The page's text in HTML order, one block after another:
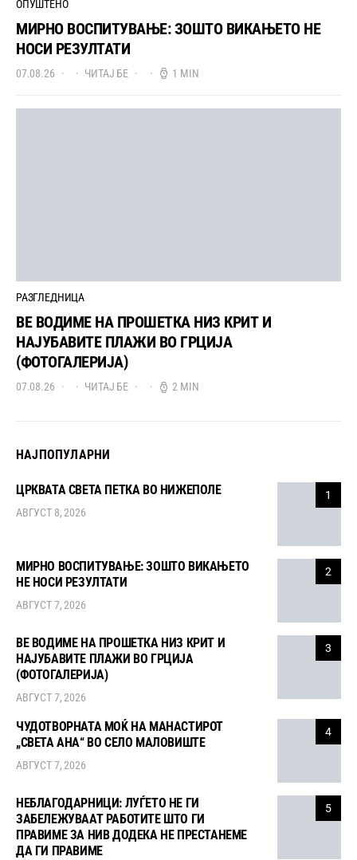
ОПУШТЕНО
МИРНО ВОСПИТУВАЊЕ: ЗОШТО ВИКАЊЕТО НЕ
НОСИ РЕЗУЛТАТИ
07.08.26 ЧИТАЈ БЕ 1 MIN
РАЗГЛЕДНИЦА
ВЕ ВОДИМЕ НА ПРОШЕТКА НИЗ КРИТ И
НАЈУБАВИТЕ ПЛАЖИ ВО ГРЦИЈА
(ФОТОГАЛЕРИЈА)
07.08.26 ЧИТАЈ БЕ 2 MIN
НАЈПОПУЛАРНИ
1
ЦРКВАТА СВЕТА ПЕТКА ВО НИЖЕПОЛЕ
АВГУСТ 8, 2026
2
МИРНО ВОСПИТУВАЊЕ: ЗОШТО ВИКАЊЕТО
НЕ НОСИ РЕЗУЛТАТИ
АВГУСТ 7, 2026
3
ВЕ ВОДИМЕ НА ПРОШЕТКА НИЗ КРИТ И
НАЈУБАВИТЕ ПЛАЖИ ВО ГРЦИЈА
(ФОТОГАЛЕРИЈА)
АВГУСТ 7, 2026
4
ЧУДОТВОРНАТА МОЌ НА МАНАСТИРОТ
„СВЕТА АНА“ ВО СЕЛО МАЛОВИШТЕ
АВГУСТ 7, 2026
5
НЕБЛАГОДАРНИЦИ: ЛУЃЕТО НЕ ГИ
ЗАБЕЛЕЖУВААТ РАБОТИТЕ ШТО ГИ
ПРАВИМЕ ЗА НИВ ДОДЕКА НЕ ПРЕСТАНЕМЕ
ДА ГИ ПРАВИМЕ